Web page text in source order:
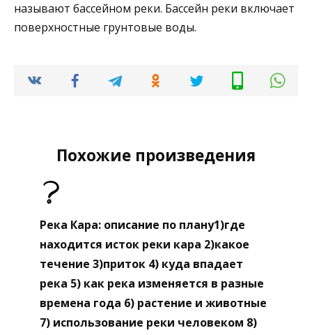
называют бассейном реки. Бассейн реки включает
поверхностные грунтовые воды.
Похожие произведения
Река Кара: описание по плану1)где
находится исток реки кара 2)какое
течение 3)приток 4) куда впадает
река 5) как река изменяется в разные
времена года 6) растение и животные
7) использование реки человеком 8)